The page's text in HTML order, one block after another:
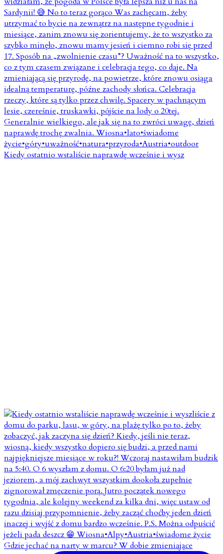
Kiedy ostatnio wstaliście naprawdę wcześnie i wysz
Gdzie jechać na narty w marcu? W dobie zmieniające